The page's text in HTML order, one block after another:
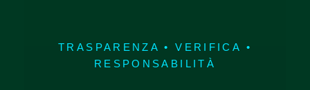
TRASPARENZA • VERIFICA •
RESPONSABILITÀ